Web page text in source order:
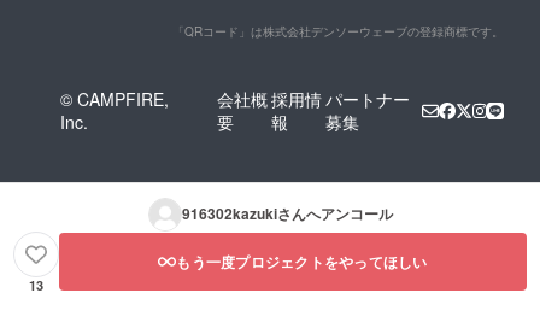
「QRコード」は株式会社デンソーウェーブの登録商標です。
© CAMPFIRE,
Inc.
会社概
要
採用情
報
パートナー
募集
916302kazukiさんへアンコール
13
もう一度プロジェクトをやってほしい